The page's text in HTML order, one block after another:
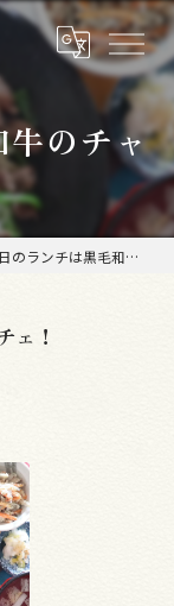
牛のチャ
ランチは黒毛和牛のチャプチェ！
ェ！